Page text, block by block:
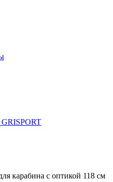
карабина с оптикой 118 см